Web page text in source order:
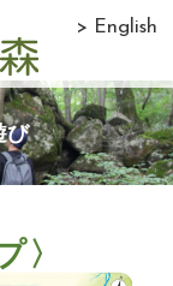
> English
び
〉